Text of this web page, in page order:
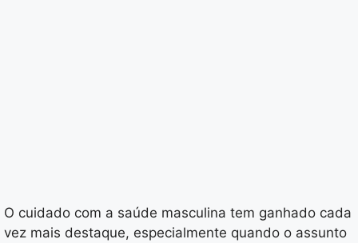
O cuidado com a saúde masculina tem ganhado cada
vez mais destaque, especialmente quando o assunto